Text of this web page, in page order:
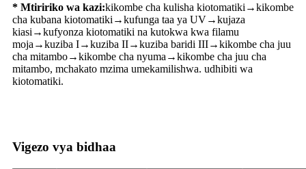
* Mtiririko wa kazi:kikombe cha kulisha kiotomatiki→kikombe
cha kubana kiotomatiki→kufunga taa ya UV→kujaza
kiasi→kufyonza kiotomatiki na kutokwa kwa filamu
moja→kuziba I→kuziba II→kuziba baridi III→kikombe cha juu
cha mitambo→kikombe cha nyuma→kikombe cha juu cha
mitambo, mchakato mzima umekamilishwa. udhibiti wa
kiotomatiki.
Vigezo vya bidhaa